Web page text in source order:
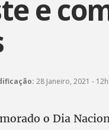
e
28 Janeiro, 2021 -
o Dia